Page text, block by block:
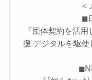
＜
◼︎
『​​​​団体契約を活
援 デジタルを駆使